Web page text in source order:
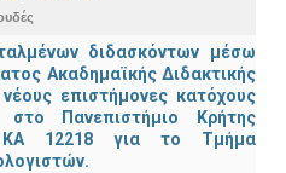
διδασκόντων μέσω
Ακαδημαϊκής Διδακτικής
επιστήμονες κατόχους
στο Πανεπιστήμιο Κρήτης
ΚΑ 12218 για το Τμήμα